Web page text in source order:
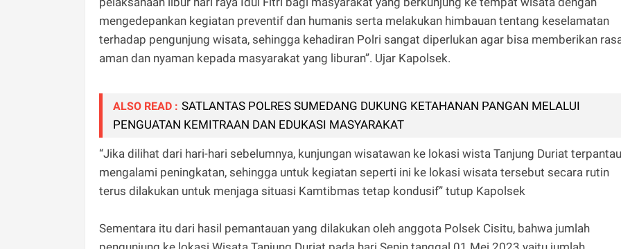
mengedepankan kegiatan preventif dan humanis serta melakukan himbauan tentang keselamatan
terhadap pengunjung wisata, sehingga kehadiran Polri sangat diperlukan agar bisa memberikan
aman dan nyaman kepada masyarakat yang liburan”. Ujar Kapolsek.
ALSO READ : SATLANTAS POLRES SUMEDANG DUKUNG KETAHANAN PANGAN MELALUI
PENGUATAN KEMITRAAN DAN EDUKASI MASYARAKAT
“Jika dilihat dari hari-hari sebelumnya, kunjungan wisatawan ke lokasi wista Tanjung Duriat terpantau
mengalami peningkatan, sehingga untuk kegiatan seperti ini ke lokasi wisata tersebut secara rutin
terus dilakukan untuk menjaga situasi Kamtibmas tetap kondusif” tutup Kapolsek
Sementara itu dari hasil pemantauan yang dilakukan oleh anggota Polsek Cisitu, bahwa jumlah